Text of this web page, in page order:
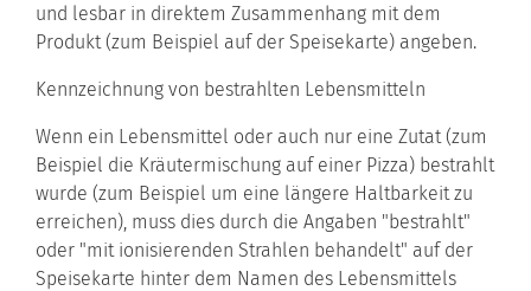
und lesbar in direktem Zusammenhang mit dem
Produkt (zum Beispiel auf der Speisekarte) angeben.
Kennzeichnung von bestrahlten Lebensmitteln
Wenn ein Lebensmittel oder auch nur eine Zutat (zum
Beispiel die Kräutermischung auf einer Pizza) bestrahlt
wurde (zum Beispiel um eine längere Haltbarkeit zu
erreichen), muss dies durch die Angaben "bestrahlt"
oder "mit ionisierenden Strahlen behandelt" auf der
Speisekarte hinter dem Namen des Lebensmittels